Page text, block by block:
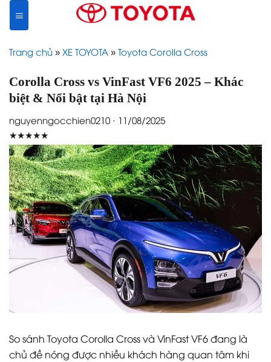
content
Trang chủ » XE TOYOTA » Toyota Corolla Cross
Corolla Cross vs VinFast VF6 2025 – Khác
biệt & Nổi bật tại Hà Nội
nguyenngocchien0210 · 11/08/2025
★★★★★
So sánh Toyota Corolla Cross và VinFast VF6 đang là
chủ đề nóng được nhiều khách hàng quan tâm khi